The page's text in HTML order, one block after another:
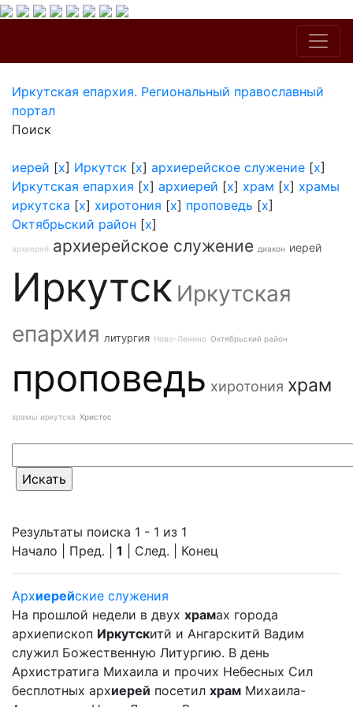
Иркутская епархия. Региональный православный
портал
Поиск
иерей [x] Иркутск [x] архиерейское служение [x]
Иркутская епархия [x] архиерей [x] храм [x] храмы
иркутска [x] хиротония [x] проповедь [x]
Октябрьский район [x]
архиерей архиерейское служение диакон иерей
Иркутск Иркутская
епархия литургия Ново-Ленино Октябрьский район
проповедь хиротония храм
храмы иркутска Христос
Результаты поиска 1 - 1 из 1
Начало | Пред. | 1 | След. | Конец
Архиерейские служения
На прошлой недели в двух храмах города
архиепископ Иркутскитй и Ангарскитй Вадим
служил Божественную Литургию. В день
Архистратига Михаила и прочих Небесных Сил
бесплотных архиерей посетил храм Михаила-